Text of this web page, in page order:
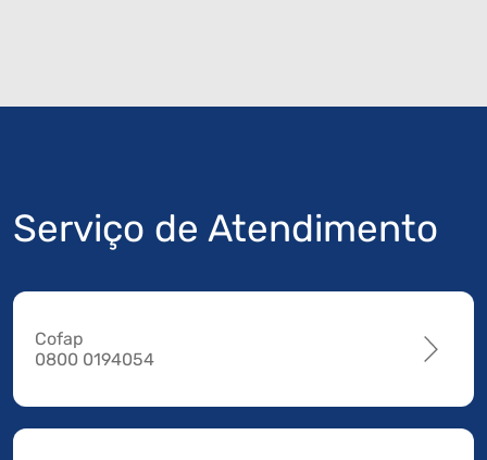
Serviço de Atendimento
Cofap
0800 0194054